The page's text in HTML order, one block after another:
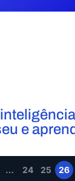
e
… 24 25 26